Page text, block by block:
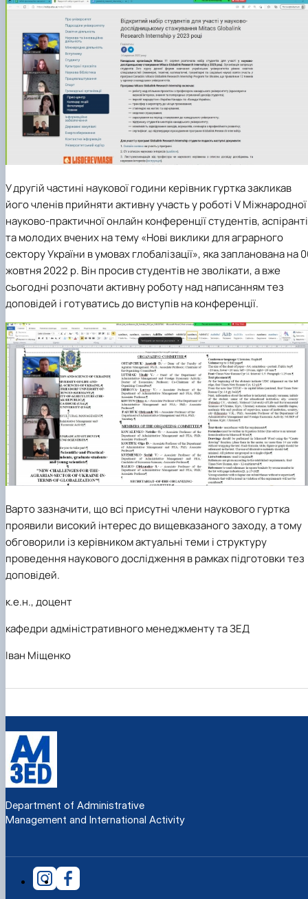
У другій частині наукової години керівник гуртка закликав
його членів прийняти активну участь у роботіVМіжнародної
науково-практичної онлайн конференції студентів,
та молодих вчених на тему «Нові виклики для аграрного
сектору України в умовах глобалізації», яка запланована на
жовтня 2022 р. Він просив студентів не зволікати, а вже
сьогодні розпочати активну роботу над написанням тез
доповідей і готуватись до виступів на конференції.
Варто зазначити, що всі присутні члени наукового гуртка
проявили високий інтерес до вищевказаного заходу, а тому
обговорили із керівником актуальні теми і структуру
проведення наукового дослідження в рамках підготовки тез
доповідей.
к.е.н., доцент
кафедри адміністративного менеджменту та ЗЕД
Іван Міщенко
Department of Administrative
Management and International Activity